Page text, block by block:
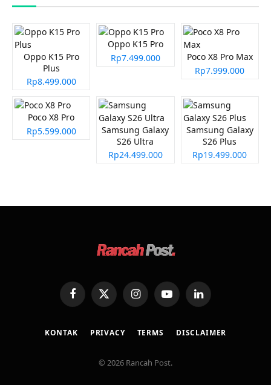
Oppo K15 Pro
Plus
Rp8.499.000
Oppo K15 Pro
Rp7.499.000
Poco X8 Pro Max
Rp7.999.000
Poco X8 Pro
Rp5.599.000
Samsung Galaxy
S26 Ultra
Rp24.499.000
Samsung Galaxy
S26 Plus
Rp19.499.000
FacebookX
(Twitter)
InstagramYouTubeLinkedIn
KONTAK PRIVACY TERMS DISCLAIMER
© 2026 Rancah Post.